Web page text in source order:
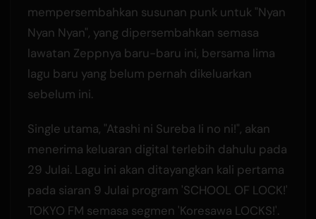
mempersembahkan susunan punk untuk "Nyan
Nyan Nyan", yang dipersembahkan semasa
lawatan Zeppnya baru-baru ini, bersama lima
lagu baru yang belum pernah dikeluarkan
sebelum ini.
Single utama, "Atashi ni Sureba Ii no ni!", akan
menerima keluaran digital terlebih dahulu pada
29 Julai. Lagu ini akan ditayangkan kali pertama
pada siaran 9 Julai program 'SCHOOL OF LOCK!'
TOKYO FM semasa segmen 'Koresawa LOCKS!'.